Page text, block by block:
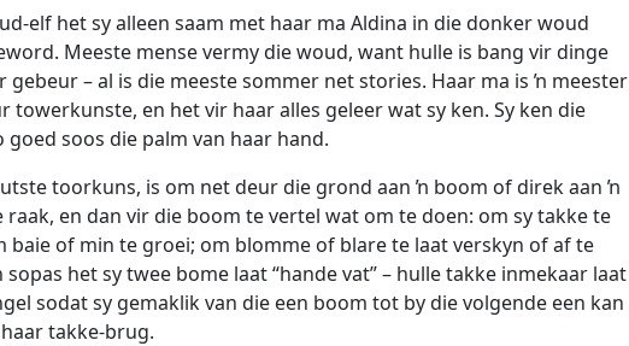
elf het sy alleen saam met haar ma Aldina in die donker woud
Meeste mense vermy die woud, want hulle is bang vir dinge
gebeur – al is die meeste sommer net stories. Haar ma is ŉ meester
towerkunste, en het vir haar alles geleer wat sy ken. Sy ken die
goed soos die palm van haar hand.
toorkuns, is om net deur die grond aan ŉ boom of direk aan ŉ
raak, en dan vir die boom te vertel wat om te doen: om sy takke te
baie of min te groei; om blomme of blare te laat verskyn of af te
sopas het sy twee bome laat “hande vat” – hulle takke inmekaar laat
sodat sy gemaklik van die een boom tot by die volgende een kan
takke-brug.